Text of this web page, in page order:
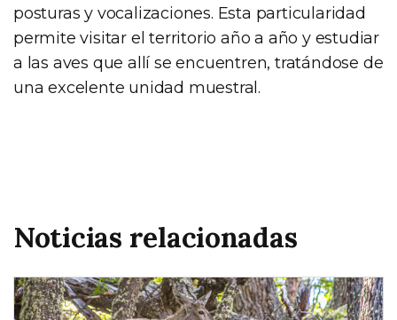
posturas y vocalizaciones. Esta particularidad
permite visitar el territorio año a año y estudiar
a las aves que allí se encuentren, tratándose de
una excelente unidad muestral.
Noticias relacionadas